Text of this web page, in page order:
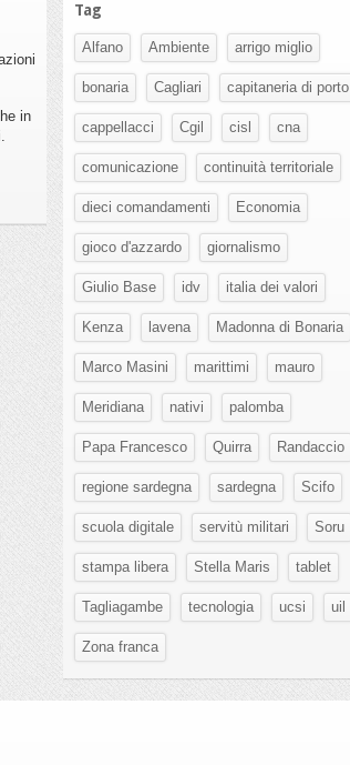
in
Tag
Alfano Ambiente arrigo miglio
bonaria Cagliari capitaneria di porto
cappellacci Cgil cisl cna
comunicazione continuità territoriale
dieci comandamenti Economia
gioco d'azzardo giornalismo
Giulio Base idv italia dei valori
Kenza lavena Madonna di Bonaria
Marco Masini marittimi mauro
Meridiana nativi palomba
Papa Francesco Quirra Randaccio
regione sardegna sardegna Scifo
scuola digitale servitù militari Soru
stampa libera Stella Maris tablet
Tagliagambe tecnologia ucsi uil
Zona franca